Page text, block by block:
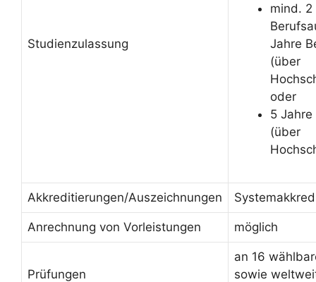
Studienzulassung
mind. 2
Jahre
(über
oder
5
(über
Akkreditierungen/Auszeichnungen
Anrechnung von Vorleistungen möglich
Prüfungen
an 16
sowie